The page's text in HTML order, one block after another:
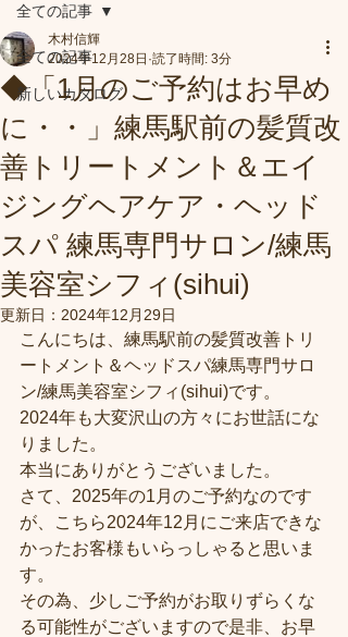
全ての記事
新しいカタログ
全ての記事
◆「1月のご予約はお早め
に・・」練馬駅前の髪質改
善トリートメント＆エイ
ジングヘアケア・ヘッド
スパ 練馬専門サロン/練馬
美容室シフィ(sihui)
木村信輝
2024年12月28日 読了時間: 3分
更新日： 2024年12月29日
こんにちは、練馬駅前の髪質改善トリ
ートメント＆ヘッドスパ練馬専門サロ
ン/練馬美容室シフィ(sihui)です。
2024年も大変沢山の方々にお世話にな
りました。
本当にありがとうございました。
さて、2025年の1月のご予約なのです
が、こちら2024年12月にご来店できな
かったお客様もいらっしゃると思いま
す。
その為、少しご予約がお取りずらくな
る可能性がございますので是非、お早